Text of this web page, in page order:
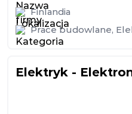
Finlandia
Prace budowlane,
Elektryk -